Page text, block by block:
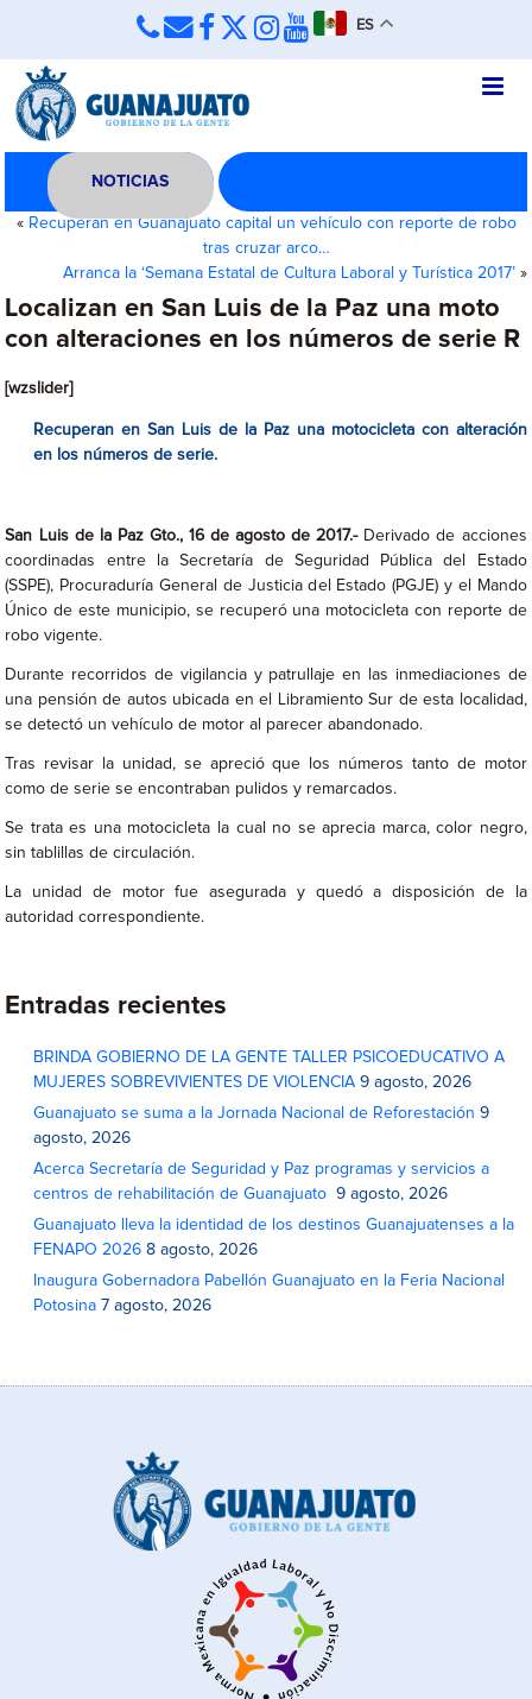
ES
NOTICIAS
« Recuperan en Guanajuato capital un vehículo con reporte de robo
tras cruzar arco…
Arranca la ‘Semana Estatal de Cultura Laboral y Turística 2017’»
Localizan en San Luis de la Paz una moto
con alteraciones en los números de serie R
[wzslider]
Recuperan en San Luis de la Paz una motocicleta con alteración
en los números de serie.
San Luis de la Paz Gto., 16 de agosto de 2017.- Derivado de acciones
coordinadas entre la Secretaría de Seguridad Pública del Estado
(SSPE), Procuraduría General de Justicia del Estado (PGJE) y el Mando
Único de este municipio, se recuperó una motocicleta con reporte de
robo vigente.
Durante recorridos de vigilancia y patrullaje en las inmediaciones de
una pensión de autos ubicada en el Libramiento Sur de esta localidad,
se detectó un vehículo de motor al parecer abandonado.
Tras revisar la unidad, se apreció que los números tanto de motor
como de serie se encontraban pulidos y remarcados.
Se trata es una motocicleta la cual no se aprecia marca, color negro,
sin tablillas de circulación.
La unidad de motor fue asegurada y quedó a disposición de la
autoridad correspondiente.
Entradas recientes
BRINDA GOBIERNO DE LA GENTE TALLER PSICOEDUCATIVO A
MUJERES SOBREVIVIENTES DE VIOLENCIA 9 agosto, 2026
Guanajuato se suma a la Jornada Nacional de Reforestación 9
agosto, 2026
Acerca Secretaría de Seguridad y Paz programas y servicios a
centros de rehabilitación de Guanajuato
9 agosto, 2026
Guanajuato lleva la identidad de los destinos Guanajuatenses a la
FENAPO 2026 8 agosto, 2026
Inaugura Gobernadora Pabellón Guanajuato en la Feria Nacional
Potosina 7 agosto, 2026